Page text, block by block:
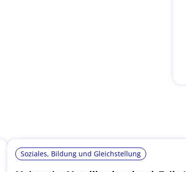
Soziales, Bildung und Gleichstellung